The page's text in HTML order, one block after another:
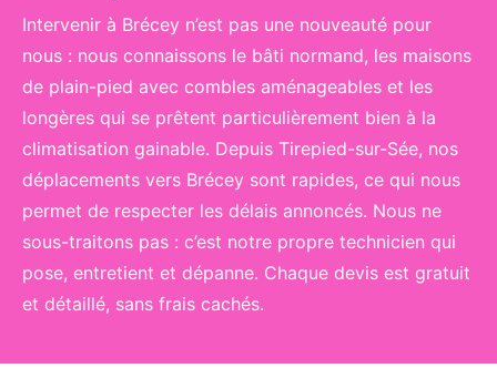
Intervenir à Brécey n’est pas une nouveauté pour
nous : nous connaissons le bâti normand, les maisons
de plain-pied avec combles aménageables et les
longères qui se prêtent particulièrement bien à la
climatisation gainable. Depuis Tirepied-sur-Sée, nos
déplacements vers Brécey sont rapides, ce qui nous
permet de respecter les délais annoncés. Nous ne
sous-traitons pas : c’est notre propre technicien qui
pose, entretient et dépanne. Chaque devis est gratuit
et détaillé, sans frais cachés.